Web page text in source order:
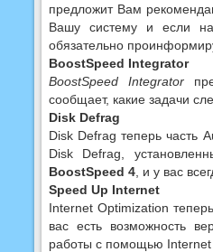
предложит Вам
Вашу систему и если
обязательно
BoostSpeed Integrator
BoostSpeed Integrator
сообщает, какие задачи
Disk Defrag
Disk Defrag теперь часть
Disk Defrag,
BoostSpeed 4, и у вас
Speed Up Internet
Internet Optimization
вас есть возможность
работы с помощью Internet